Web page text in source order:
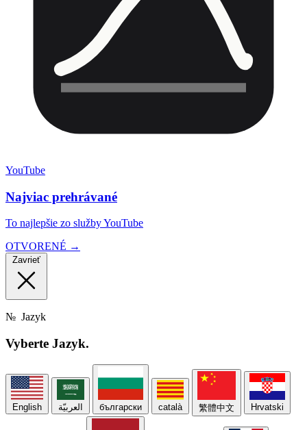
YouTube
Najviac prehrávané
To najlepšie zo služby YouTube
OTVORENÉ →
Zavrieť
№ Jazyk
Vyberte Jazyk.
English العربيّة български català 繁體中文 Hrvatski